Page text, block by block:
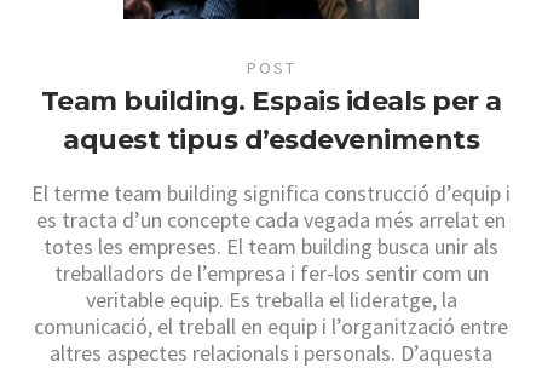
POST
Team building. Espais ideals per a
aquest tipus d’esdeveniments
El terme team building significa construcció d’equip i
es tracta d’un concepte cada vegada més arrelat en
totes les empreses. El team building busca unir als
treballadors de l’empresa i fer-los sentir com un
veritable equip. Es treballa el lideratge, la
comunicació, el treball en equip i l’organització entre
altres aspectes relacionals i personals. D’aquesta